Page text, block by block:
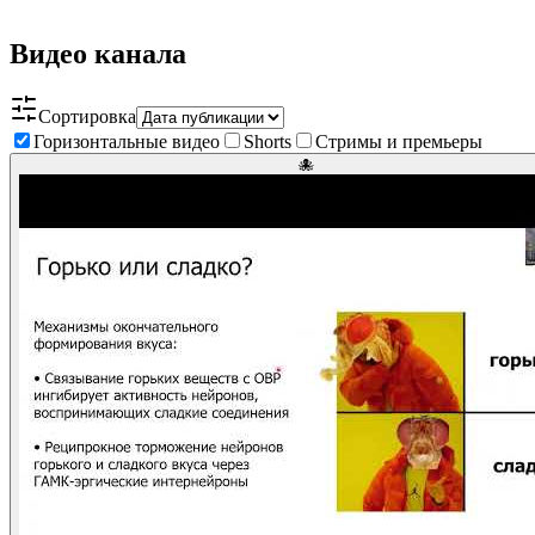
Видео канала
Сортировка
Горизонтальные видео
Shorts Стримы и премьеры
🐙